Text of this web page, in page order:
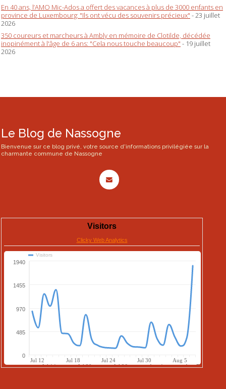
En 40 ans, l’AMO Mic-Ados a offert des vacances à plus de 3000 enfants en
province de Luxembourg: "Ils ont vécu des souvenirs précieux" - 23 juillet
2026
350 coureurs et marcheurs à Ambly en mémoire de Clotilde, décédée
inopinément à l'âge de 6 ans: "Cela nous touche beaucoup" - 19 juillet
2026
Le Blog de Nassogne
Bienvenue sur ce blog privé, votre source d'informations privilégiée sur la
charmante commune de Nassogne